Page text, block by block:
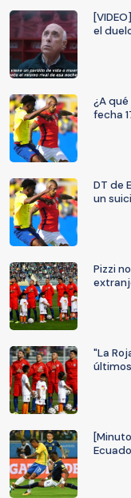
el
¿A
fecha
DT de
un
Pizzi
"La